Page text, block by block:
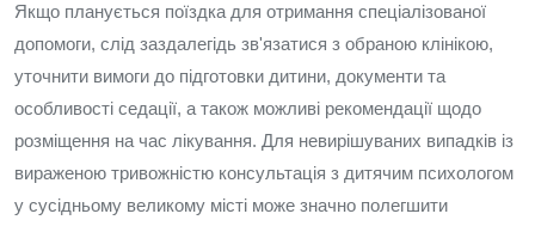
Якщо планується поїздка для отримання спеціалізованої
допомоги, слід заздалегідь зв'язатися з обраною клінікою,
уточнити вимоги до підготовки дитини, документи та
особливості седації, а також можливі рекомендації щодо
розміщення на час лікування. Для невирішуваних випадків із
вираженою тривожністю консультація з дитячим психологом
у сусідньому великому місті може значно полегшити